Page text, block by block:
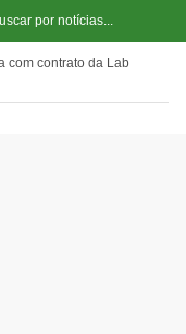
com contrato da Lab